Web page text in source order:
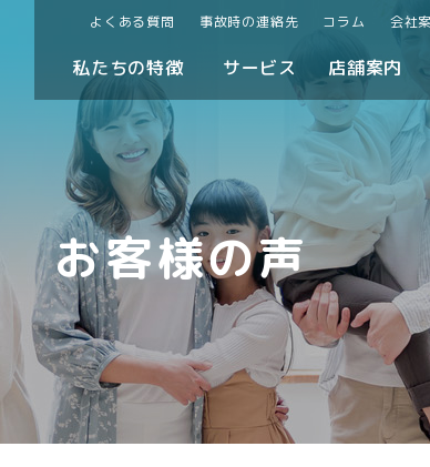
よくある質問 事故時の連絡先 コラム 会社
私たちの特徴 サービス 店舗案内
お客様の声